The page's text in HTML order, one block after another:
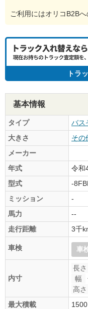
ご利用にはオリコB2B
トラ
基本情報
タイプ
バス
大きさ
その
メーカー
年式
令和
型式
-
ミッション
-
馬力
--
走行距離
3千
車検 車
内寸
長さ
幅
高さ
最大積載